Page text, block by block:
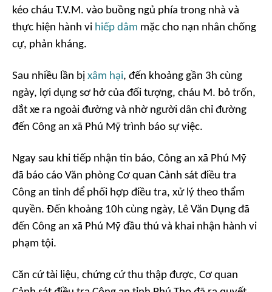
kéo cháu T.V.M. vào buồng ngủ phía trong nhà và
thực hiện hành vi hiếp dâm mặc cho nạn nhân chống
cự, phản kháng.
Sau nhiều lần bị xâm hại, đến khoảng gần 3h cùng
ngày, lợi dụng sơ hở của đối tượng, cháu M. bỏ trốn,
dắt xe ra ngoài đường và nhờ người dân chỉ đường
đến Công an xã Phú Mỹ trình báo sự việc.
Ngay sau khi tiếp nhận tin báo, Công an xã Phú Mỹ
đã báo cáo Văn phòng Cơ quan Cảnh sát điều tra
Công an tỉnh để phối hợp điều tra, xử lý theo thẩm
quyền. Đến khoảng 10h cùng ngày, Lê Văn Dụng đã
đến Công an xã Phú Mỹ đầu thú và khai nhận hành vi
phạm tội.
Căn cứ tài liệu, chứng cứ thu thập được, Cơ quan